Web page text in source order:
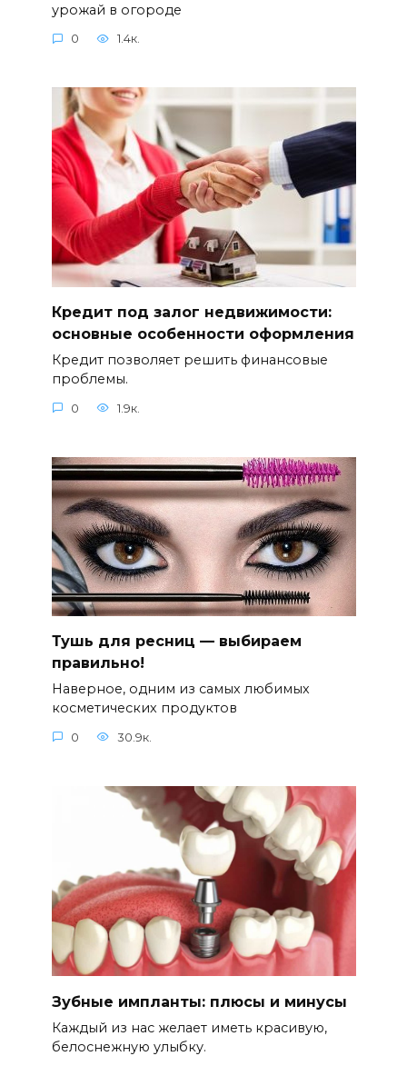
урожай в огороде
0 1.4к.
Кредит под залог недвижимости:
основные особенности оформления
Кредит позволяет решить финансовые
проблемы.
0 1.9к.
Тушь для ресниц — выбираем
правильно!
Наверное, одним из самых любимых
косметических продуктов
0 30.9к.
Зубные импланты: плюсы и минусы
Каждый из нас желает иметь красивую,
белоснежную улыбку.